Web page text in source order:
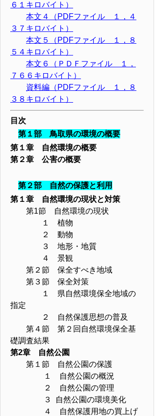
６１キロバイト）
本文４（PDFファイル １，４
３７キロバイト）
本文５（PDFファイル １，８
５４キロバイト）
本文６（ＰＤＦファイル １，
７６６キロバイト）
資料編（PDFファイル １，８
３８キロバイト）
目次
第１部 鳥取県の環境の概要
第１章 自然環境の概要
第２章 公害の概要
第２部 自然の保護と利用
第１章 自然環境の現状と対策
第1節 自然環境の現状
１ 植物
２ 動物
３ 地形・地質
４ 景観
第２節 保全すべき地域
第３節 保全対策
１ 県自然環境保全地域の
指定
２ 自然保護思想の普及
第４節 第２回自然環境保全基
礎調査結果
第2章 自然公園
第１節 自然公園の保護
１ 自然公園の概況
２ 自然公園の管理
３ 自然公園の環境美化
４ 自然保護用地の買上げ